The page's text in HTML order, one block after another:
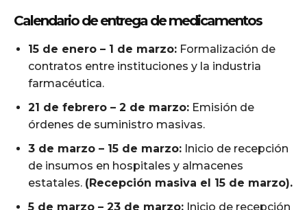
Calendario de entrega de medicamentos
15 de enero – 1 de marzo: Formalización de
contratos entre instituciones y la industria
farmacéutica.
21 de febrero – 2 de marzo: Emisión de
órdenes de suministro masivas.
3 de marzo – 15 de marzo: Inicio de recepción
de insumos en hospitales y almacenes
estatales. (Recepción masiva el 15 de marzo).
5 de marzo – 23 de marzo: Inicio de recepción